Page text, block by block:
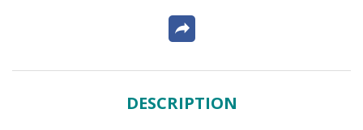
DESCRIPTION